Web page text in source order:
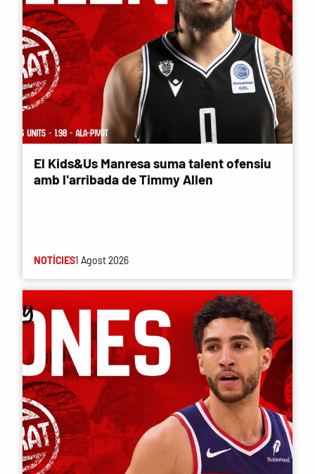
El Kids&Us Manresa suma talent ofensiu
amb l'arribada de Timmy Allen
NOTÍCIES1 Agost 2026